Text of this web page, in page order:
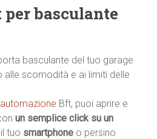
per basculante
basculante del tuo garage
alle scomodità e ai limiti delle
automazione Bft, puoi aprire e
un semplice click su un
tuo smartphone o persino